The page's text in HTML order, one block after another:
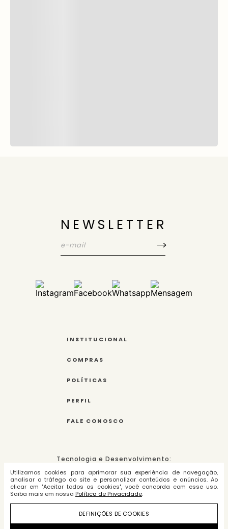
Utilizamos cookies para aprimorar sua experiência de navegação,
analisar o tráfego do site e personalizar conteúdos e anúncios. Ao
clicar em "Aceitar todos os cookies", você concorda com esse uso.
Saiba mais em nossa Política de Privacidade.
DEFINIÇÕES DE COOKIES
NEWSLETTER
INSTITUCIONAL
COMPRAS
POLÍTICAS
PERFIL
FALE CONOSCO
Tecnologia e Desenvolvimento:
Amarques Indústria e Comércio de
Roupas Ltda. - cnpj: